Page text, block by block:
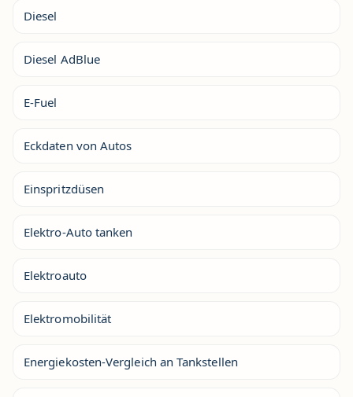
Diesel
Diesel AdBlue
E-Fuel
Eckdaten von Autos
Einspritzdüsen
Elektro-Auto tanken
Elektroauto
Elektromobilität
Energiekosten-Vergleich an Tankstellen